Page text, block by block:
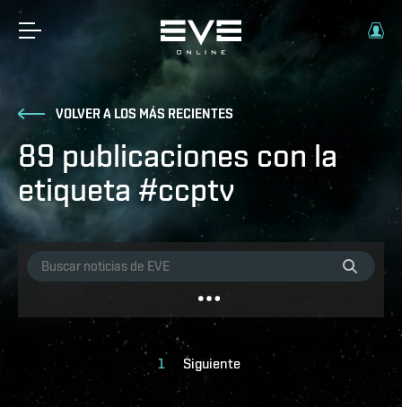
VOLVER A LOS MÁS RECIENTES
89 publicaciones con la
etiqueta #ccptv
1 Siguiente